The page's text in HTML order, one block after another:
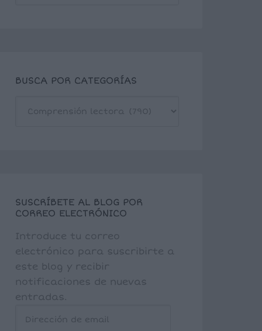
BUSCA POR CATEGORÍAS
SUSCRÍBETE AL BLOG POR
CORREO ELECTRÓNICO
Introduce tu correo
electrónico para suscribirte a
este blog y recibir
notificaciones de nuevas
entradas.